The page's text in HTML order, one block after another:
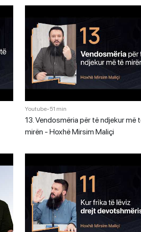
Youtube• 51 min
13. Vendosmëria për të ndjekur më
mirën - Hoxhë Mirsim Maliçi